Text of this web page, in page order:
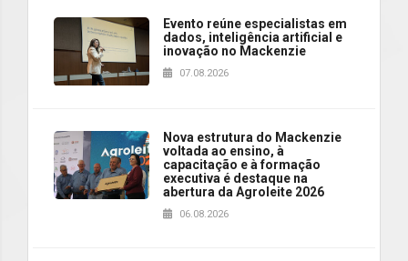
Evento reúne especialistas em
dados, inteligência artificial e
inovação no Mackenzie
07.08.2026
Nova estrutura do Mackenzie
voltada ao ensino, à
capacitação e à formação
executiva é destaque na
abertura da Agroleite 2026
06.08.2026